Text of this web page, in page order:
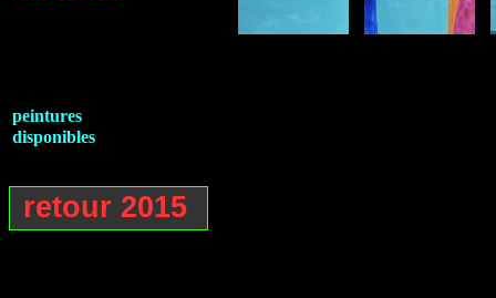
retour 2015
peintures
disponibles